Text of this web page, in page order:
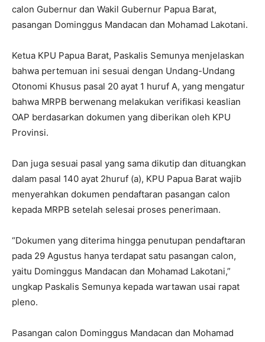
calon Gubernur dan Wakil Gubernur Papua Barat,
pasangan Dominggus Mandacan dan Mohamad Lakotani.
Ketua KPU Papua Barat, Paskalis Semunya menjelaskan
bahwa pertemuan ini sesuai dengan Undang-Undang
Otonomi Khusus pasal 20 ayat 1 huruf A, yang mengatur
bahwa MRPB berwenang melakukan verifikasi keaslian
OAP berdasarkan dokumen yang diberikan oleh KPU
Provinsi.
Dan juga sesuai pasal yang sama dikutip dan dituangkan
dalam pasal 140 ayat 2huruf (a), KPU Papua Barat wajib
menyerahkan dokumen pendaftaran pasangan calon
kepada MRPB setelah selesai proses penerimaan.
“Dokumen yang diterima hingga penutupan pendaftaran
pada 29 Agustus hanya terdapat satu pasangan calon,
yaitu Dominggus Mandacan dan Mohamad Lakotani,”
ungkap Paskalis Semunya kepada wartawan usai rapat
pleno.
Pasangan calon Dominggus Mandacan dan Mohamad